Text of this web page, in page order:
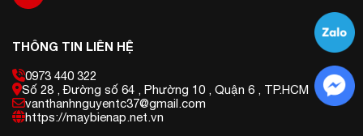
THÔNG TIN LIÊN HỆ
0973 440 322
Số 28 , Đường số 64 , Phường 10 , Quận 6 , TP.HCM
vanthanhnguyentc37@gmail.com
https://maybienap.net.vn